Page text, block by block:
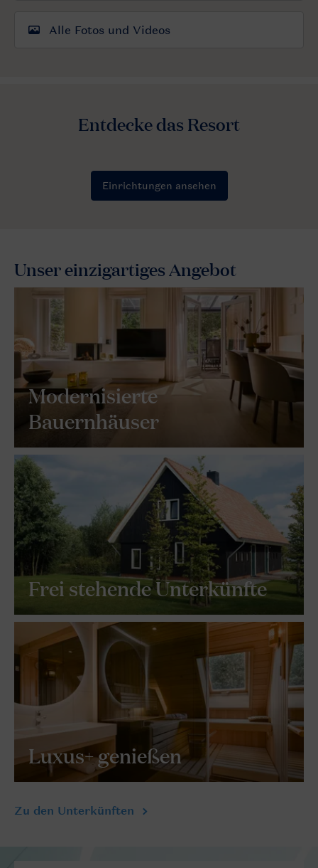
Alle Fotos und Videos
Unser einzigartiges Angebot
Modernisierte
Bauernhäuser
Frei stehende Unterkünfte
Luxus+ genießen
Zu den Unterkünften